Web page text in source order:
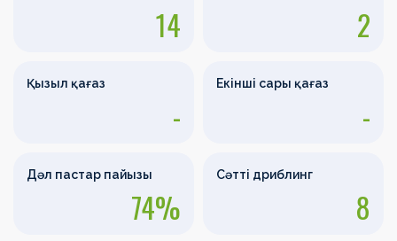
14 2
Қызыл қағаз
-
Екінші сары қағаз
-
Дәл пастар пайызы
74%
Сәтті дриблинг
8